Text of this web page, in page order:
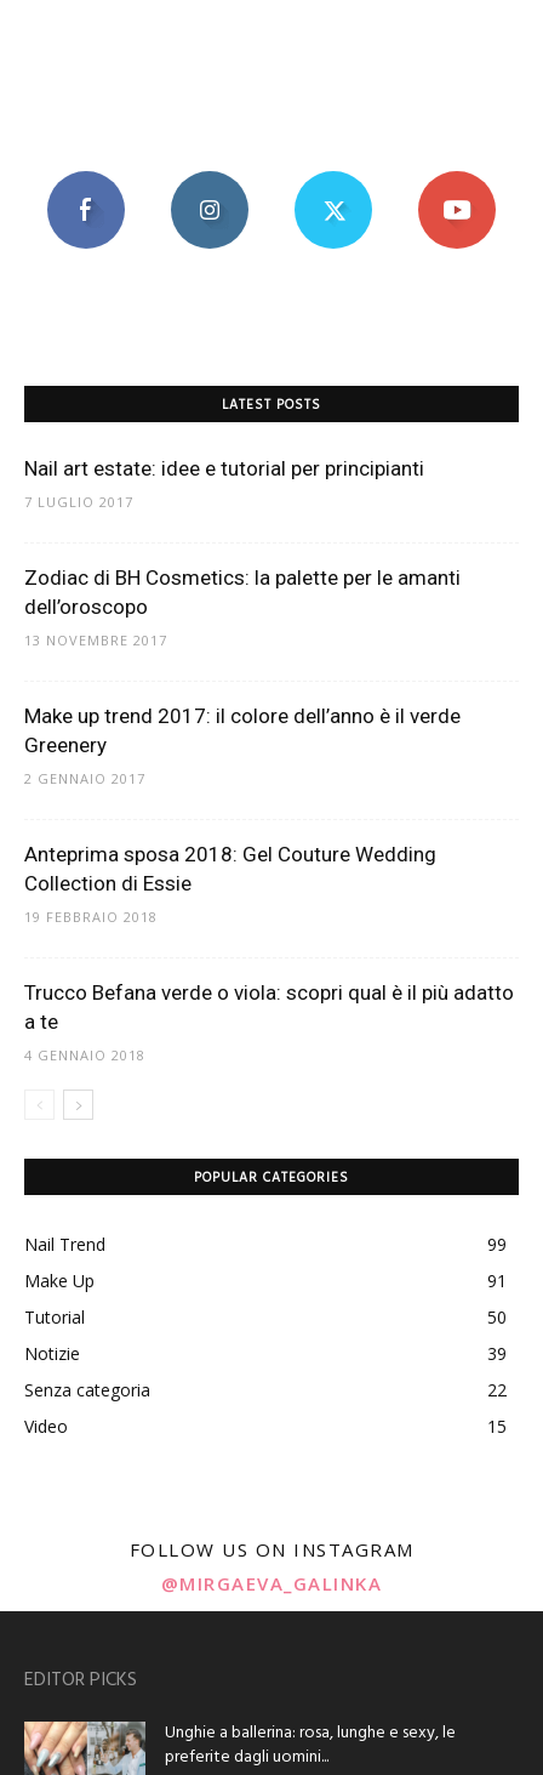
LATEST POSTS
Nail art estate: idee e tutorial per principianti
7 LUGLIO 2017
Zodiac di BH Cosmetics: la palette per le amanti
dell’oroscopo
13 NOVEMBRE 2017
Make up trend 2017: il colore dell’anno è il verde
Greenery
2 GENNAIO 2017
Anteprima sposa 2018: Gel Couture Wedding
Collection di Essie
19 FEBBRAIO 2018
Trucco Befana verde o viola: scopri qual è il più adatto
a te
4 GENNAIO 2018
POPULAR CATEGORIES
Nail Trend
99
Make Up
91
Tutorial
50
Notizie
39
Senza categoria
22
Video
15
FOLLOW US ON INSTAGRAM
@MIRGAEVA_GALINKA
EDITOR PICKS
Unghie a ballerina: rosa, lunghe e sexy, le
preferite dagli uomini...